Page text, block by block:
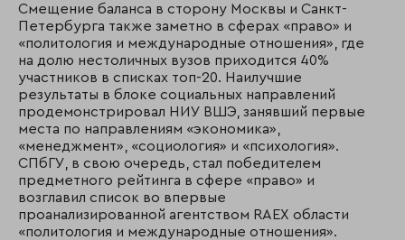
Смещение баланса в сторону Москвы и Санкт-
Петербурга также заметно в сферах «право» и
«политология и международные отношения», где
на долю нестоличных вузов приходится 40%
участников в списках топ-20. Наилучшие
результаты в блоке социальных направлений
продемонстрировал НИУ ВШЭ, занявший первые
места по направлениям «экономика»,
«менеджмент», «социология» и «психология».
СПбГУ, в свою очередь, стал победителем
предметного рейтинга в сфере «право» и
возглавил список во впервые
проанализированной агентством RAEX области
«политология и международные отношения».